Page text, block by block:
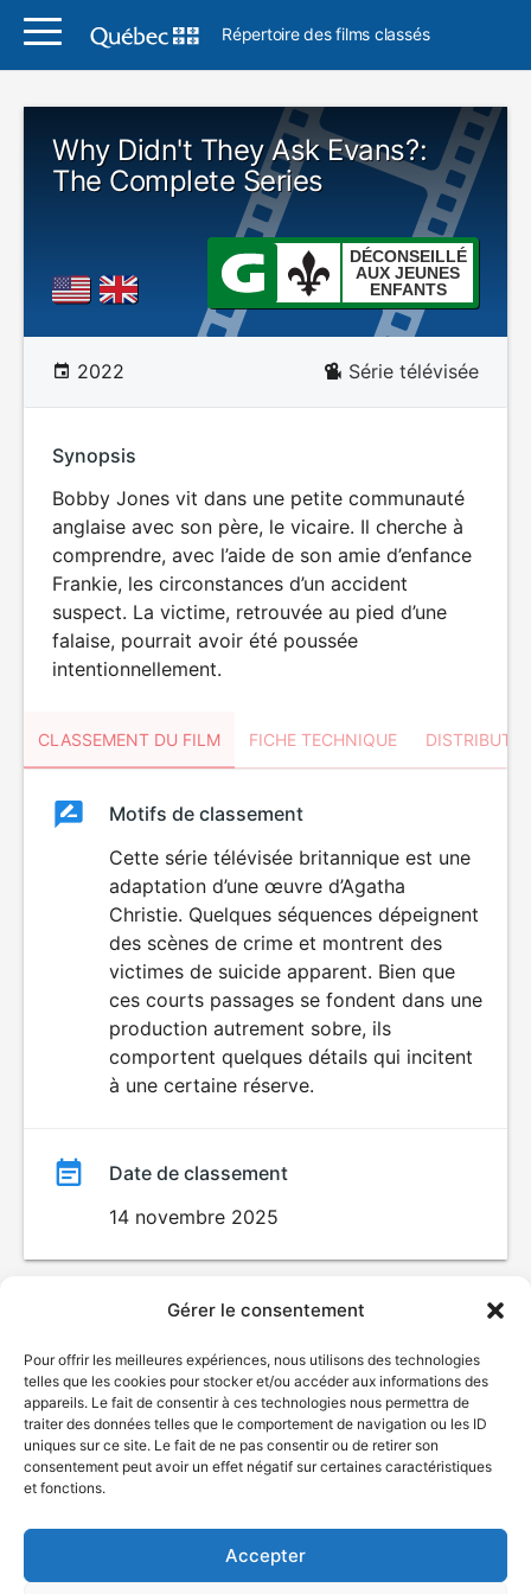
Gérer le consentement
Pour offrir les meilleures expériences, nous utilisons des technologies
telles que les cookies pour stocker et/ou accéder aux informations des
appareils. Le fait de consentir à ces technologies nous permettra de
traiter des données telles que le comportement de navigation ou les ID
uniques sur ce site. Le fait de ne pas consentir ou de retirer son
consentement peut avoir un effet négatif sur certaines caractéristiques
et fonctions.
Accepter
Répertoire des films classés
Why Didn't They Ask Evans?:
The Complete Series
DÉCONSEILLÉ
AUX JEUNES
ENFANTS
2022 Série télévisée
Synopsis
Bobby Jones vit dans une petite communauté
anglaise avec son père, le vicaire. Il cherche à
comprendre, avec l’aide de son amie d’enfance
Frankie, les circonstances d’un accident
suspect. La victime, retrouvée au pied d’une
falaise, pourrait avoir été poussée
intentionnellement.
CLASSEMENT DU FILM FICHE TECHNIQUE
ClassementClassement
DÉCONSEILLÉ
AUX JEUNES
ENFANTS
Motifs de classement
Cette série télévisée britannique est une
adaptation d’une œuvre d’Agatha
Christie. Quelques séquences dépeignent
des scènes de crime et montrent des
victimes de suicide apparent. Bien que
ces courts passages se fondent dans une
production autrement sobre, ils
comportent quelques détails qui incitent
à une certaine réserve.
Date de classement
14 novembre 2025
© Gouvernement du Québec, 2026
Plan du site
Accessibilité
Accès à l'information